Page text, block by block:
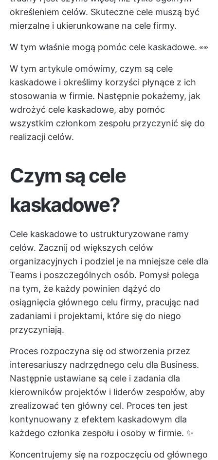
określeniem celów. Skuteczne cele muszą być
mierzalne i ukierunkowane na cele firmy.
W tym właśnie mogą pomóc cele kaskadowe. 👀
W tym artykule omówimy, czym są cele
kaskadowe i określimy korzyści płynące z ich
stosowania w firmie. Następnie pokażemy, jak
wdrożyć cele kaskadowe, aby pomóc
wszystkim członkom zespołu przyczynić się do
realizacji celów.
Czym są cele
kaskadowe?
Cele kaskadowe to ustrukturyzowane ramy
celów. Zacznij od większych celów
organizacyjnych i podziel je na mniejsze cele dla
Teams i poszczególnych osób. Pomysł polega
na tym, że każdy powinien dążyć do
osiągnięcia głównego celu firmy, pracując nad
zadaniami i projektami, które się do niego
przyczyniają.
Proces rozpoczyna się od stworzenia przez
interesariuszy nadrzędnego celu dla Business.
Następnie ustawiane są cele i zadania dla
kierowników projektów i liderów zespołów, aby
zrealizować ten główny cel. Proces ten jest
kontynuowany z efektem kaskadowym dla
każdego członka zespołu i osoby w firmie. ✨
Koncentrujemy się na rozpoczęciu od głównego